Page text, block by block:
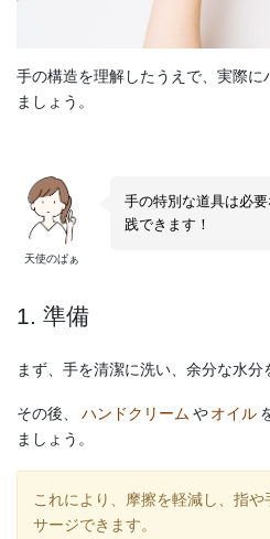
手の構造を理解したうえで、実際
ましょう。
天使のぱぁ
手の特別な道具は必
践できます！
1. 準備
まず、手を清潔に洗い、余分な水分
その後、 ハンドクリーム や オイル
ましょう。
これにより、摩擦を軽減し、指
サージできます。